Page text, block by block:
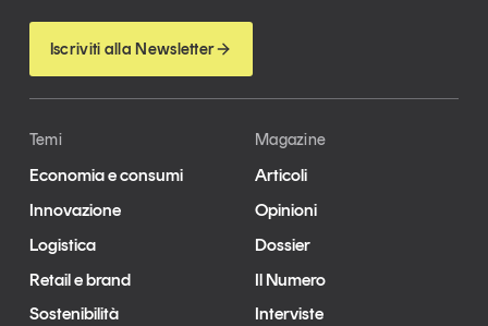
Iscriviti alla Newsletter
Temi
Economia e consumi
Innovazione
Logistica
Retail e brand
Sostenibilità
Magazine
Articoli
Opinioni
Dossier
Il Numero
Interviste